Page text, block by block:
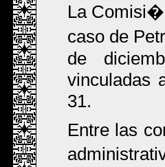
La
caso de
de
vinculadas
31.
Entre las